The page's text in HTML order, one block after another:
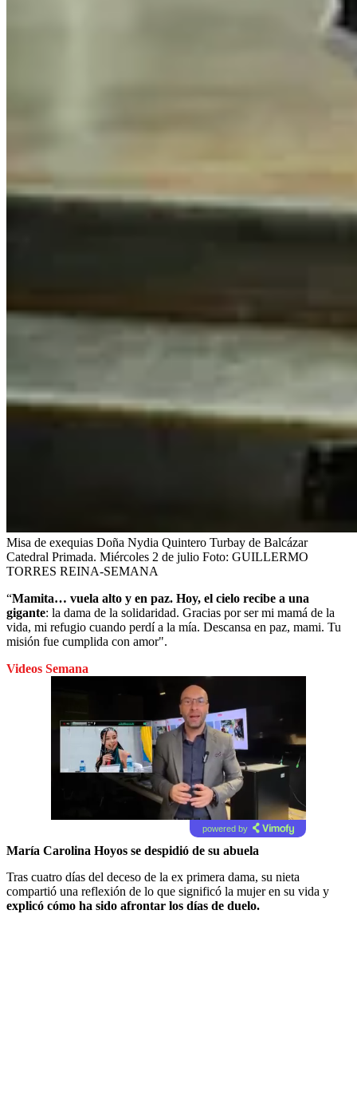
Misa de exequias Doña Nydia Quintero Turbay de Balcázar
Catedral Primada. Miércoles 2 de julio Foto: GUILLERMO
TORRES REINA-SEMANA
“Mamita… vuela alto y en paz. Hoy, el cielo recibe a una
gigante: la dama de la solidaridad. Gracias por ser mi mamá de la
vida, mi refugio cuando perdí a la mía. Descansa en paz, mami. Tu
misión fue cumplida con amor".
Videos Semana
powered by
María Carolina Hoyos se despidió de su abuela
Tras cuatro días del deceso de la ex primera dama, su nieta
compartió una reflexión de lo que significó la mujer en su vida y
explicó cómo ha sido afrontar los días de duelo.